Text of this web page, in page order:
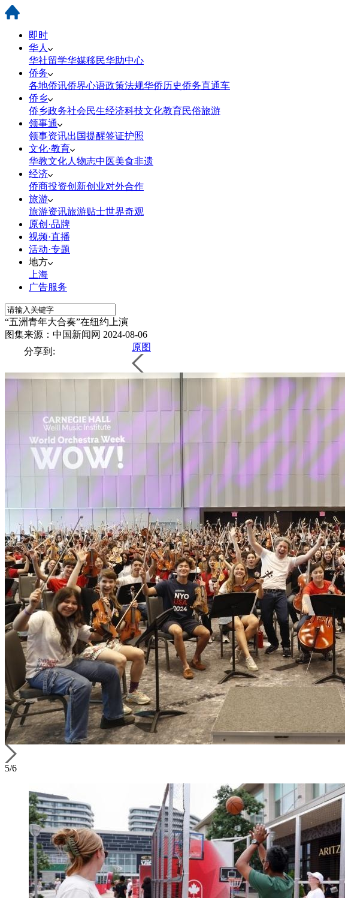
即时
华人
华社留学华媒移民华助中心
侨务
各地侨讯侨界心语政策法规华侨历史侨务直通车
侨乡
侨乡政务社会民生经济科技文化教育民俗旅游
领事通
领事资讯出国提醒签证护照
文化·教育
华教文化人物志中医美食非遗
经济
侨商投资创新创业对外合作
旅游
旅游资讯旅游贴士世界奇观
原创·品牌
视频·直播
活动·专题
地方
上海
广告服务
“五洲青年大合奏”在纽约上演
图集来源：中国新闻网 2024-08-06
分享到:
原图
5/6